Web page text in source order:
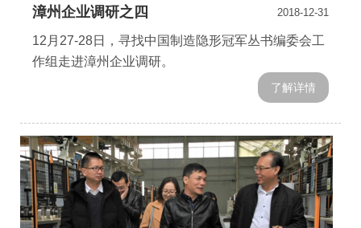
漳州企业调研之四 2018-12-31
12月27-28日，寻找中国制造隐形冠军丛书编委会工
作组走进漳州企业调研。
了解详情